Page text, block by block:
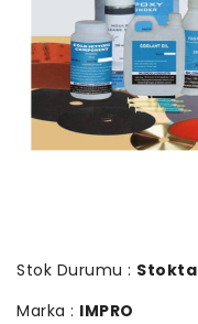
Stok Durumu : Stokta
Marka : IMPRO